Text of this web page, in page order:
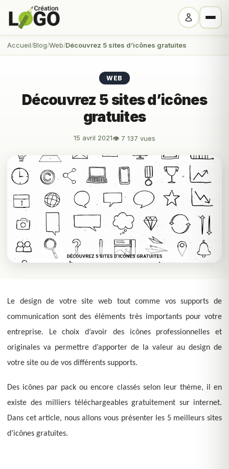
Accueil Blog Web Découvrez 5 sites d’icônes gratuites
WEB
Découvrez 5 sites d’icônes
gratuites
15 avril 2021👁 7 137 vues
Le design de votre site web tout comme vos supports de
communication sont des éléments très importants pour votre
entreprise. Le choix d’avoir des icônes professionnelles et
originales va permettre d’apporter de la valeur au design de
votre site ou de vos différents supports.
Des icônes par pack ou encore classés selon leur thème, il en
existe des milliers téléchargeables gratuitement sur internet.
Dans cet article, nous allons vous présenter les 5 meilleurs sites
d’icônes gratuites.